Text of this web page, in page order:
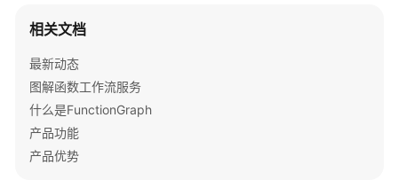
文
据
库
相关文档
最新动态
图解函数工作流服务
什么是FunctionGraph
产品功能
产品优势